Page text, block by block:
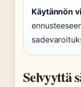
Käytännön
Selvyyttä